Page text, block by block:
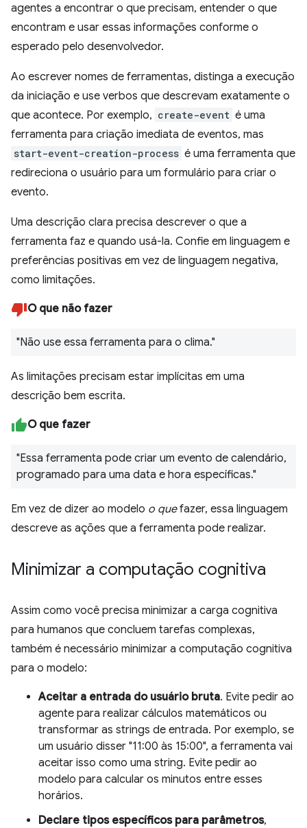
agentes a encontrar o que precisam, entender o que
encontram e usar essas informações conforme o
esperado pelo desenvolvedor.
Ao escrever nomes de ferramentas, distinga a execução
da iniciação e use verbos que descrevam exatamente o
que acontece. Por exemplo, create-event é uma
ferramenta para criação imediata de eventos, mas
start-event-creation-process é uma ferramenta que
redireciona o usuário para um formulário para criar o
evento.
Uma descrição clara precisa descrever o que a
ferramenta faz e quando usá-la. Confie em linguagem e
preferências positivas em vez de linguagem negativa,
como limitações.
O que não fazer
"Não use essa ferramenta para o clima."
As limitações precisam estar implícitas em uma
descrição bem escrita.
O que fazer
"Essa ferramenta pode criar um evento de calendário,
programado para uma data e hora específicas."
Em vez de dizer ao modelo o quefazer, essa linguagem
descreve as ações que a ferramenta pode realizar.
Minimizar a computação cognitiva
Assim como você precisa minimizar a carga cognitiva
para humanos que concluem tarefas complexas,
também é necessário minimizar a computação cognitiva
para o modelo:
Aceitar a entrada do usuário bruta. Evite pedir ao
agente para realizar cálculos matemáticos ou
transformar as strings de entrada. Por exemplo, se
um usuário disser "11:00 às 15:00", a ferramenta vai
aceitar isso como uma string. Evite pedir ao
modelo para calcular os minutos entre esses
horários.
Declare tipos específicos para parâmetros,